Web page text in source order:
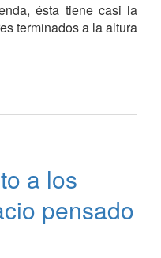
ésta tiene casi la
terminados a la altura
a los
pensado